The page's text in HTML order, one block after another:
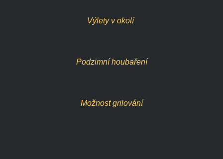
Výlety v okolí
Podzimní houbaření
Možnost grilování